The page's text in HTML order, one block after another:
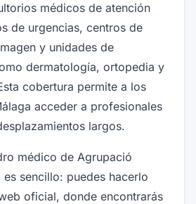
médicos de atención
de urgencias, centros de
y unidades de
dermatología, ortopedia y
cobertura permite a los
acceder a profesionales
largos.
médico de Agrupació
es sencillo: puedes hacerlo
oficial, donde encontrarás